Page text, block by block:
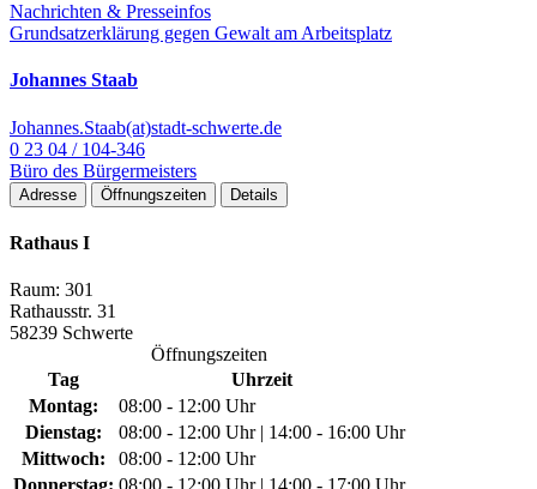
Nachrichten & Presseinfos
Grundsatzerklärung gegen Gewalt am Arbeitsplatz
Johannes Staab
Johannes.Staab(at)stadt-schwerte.de
0 23 04 / 104-346
Büro des Bürgermeisters
Adresse Öffnungszeiten Details
Rathaus I
Raum: 301
Rathausstr. 31
58239 Schwerte
Öffnungszeiten
Tag
Uhrzeit
Montag:
08:00 - 12:00 Uhr
Dienstag:
08:00 - 12:00 Uhr | 14:00 - 16:00 Uhr
Mittwoch:
08:00 - 12:00 Uhr